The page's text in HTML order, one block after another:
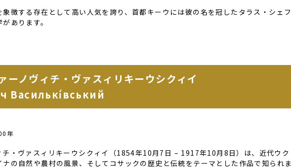
徴する存在として高い人気を誇り、首都キーウには彼の名を冠したタラス・シェフ
あります。
ーノヴィチ・ヴァスィリキーウシクィイ
Василькі́вський
年
・ヴァスィリキーウシクィイ（1854年10月 7 日 – 1917年10月 8 日）は、近代ウク
の自然や農村の風景、そしてコサックの歴史と伝統をテーマとした作品で知られま